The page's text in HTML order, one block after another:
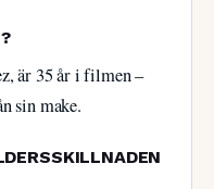
är 35 år i filmen –
sin make.